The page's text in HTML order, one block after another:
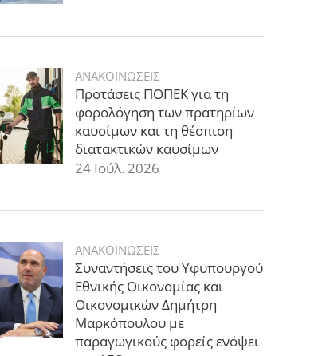
ΑΝΑΚΟΙΝΩΣΕΙΣ
Προτάσεις ΠΟΠΕΚ για τη
φορολόγηση των πρατηρίων
καυσίμων και τη θέσπιση
διατακτικών καυσίμων
24 Ιούλ. 2026
ΑΝΑΚΟΙΝΩΣΕΙΣ
Συναντήσεις του Υφυπουργού
Εθνικής Οικονομίας και
Οικονομικών Δημήτρη
Μαρκόπουλου με
παραγωγικούς φορείς ενόψει